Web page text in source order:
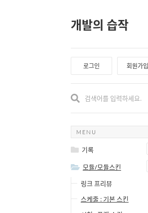
개발의 습작
로그인 회원가입
MENU
기록
모듈/모듈스킨
링크 프리뷰
스케줄 : 기본 스킨